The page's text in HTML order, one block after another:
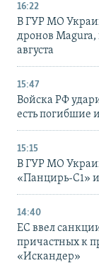
16:22
В ГУР МО
дронов Magura,
августа
15:47
Войска РФ
есть погибшие
15:15
В ГУР МО
«Панцирь-С1»
14:40
ЕС ввел
причастных к
«Искандер»